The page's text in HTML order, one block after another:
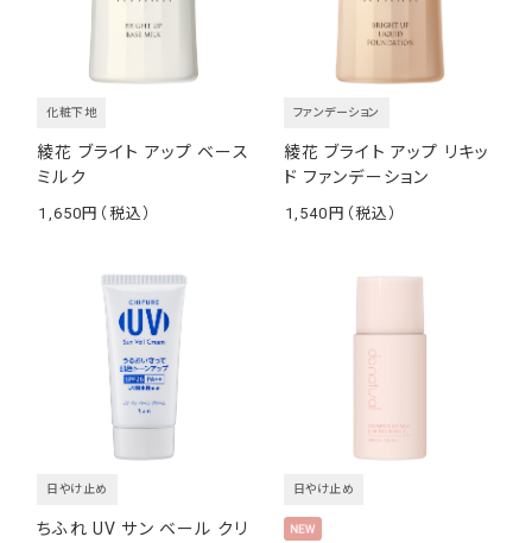
綾花 ブライト アップ ベース
ミルク
化粧下地
1,650
綾花 ブライト アップ リキッ
ド ファンデーション
ファンデーション
1,540
ちふれ UV サン ベール クリ
日やけ止め 日やけ止め